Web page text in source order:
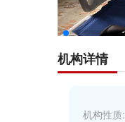
机构详情
机构性质: